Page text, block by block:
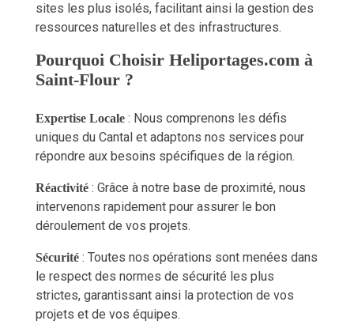
sites les plus isolés, facilitant ainsi la gestion des
ressources naturelles et des infrastructures.
Pourquoi Choisir Heliportages.com à
Saint-Flour ?
Expertise Locale : Nous comprenons les défis
uniques du Cantal et adaptons nos services pour
répondre aux besoins spécifiques de la région.
Réactivité : Grâce à notre base de proximité, nous
intervenons rapidement pour assurer le bon
déroulement de vos projets.
Sécurité : Toutes nos opérations sont menées dans
le respect des normes de sécurité les plus
strictes, garantissant ainsi la protection de vos
projets et de vos équipes.